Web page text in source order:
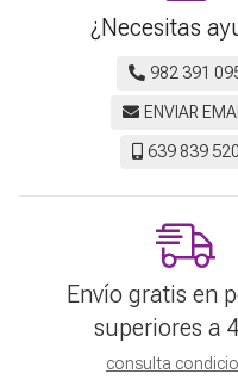
¿Necesitas
982 391
ENVIAR EMAIL
639 839 520
Envío gratis en
superiores a
consulta